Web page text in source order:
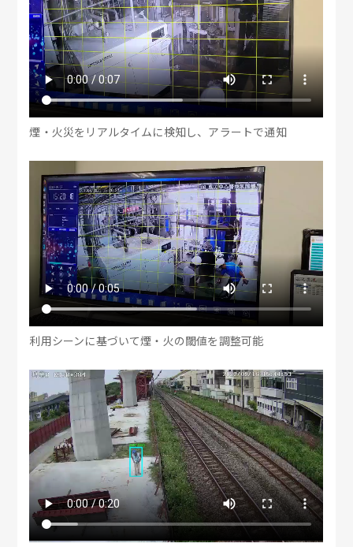
煙・火災をリアルタイムに検知し、アラートで通知
利用シーンに基づいて煙・火の閾値を調整可能